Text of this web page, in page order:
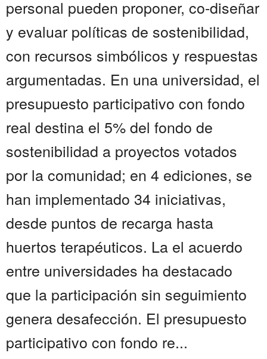
personal pueden proponer, co-diseñar
y evaluar políticas de sostenibilidad,
con recursos simbólicos y respuestas
argumentadas. En una universidad, el
presupuesto participativo con fondo
real destina el 5% del fondo de
sostenibilidad a proyectos votados
por la comunidad; en 4 ediciones, se
han implementado 34 iniciativas,
desde puntos de recarga hasta
huertos terapéuticos. La el acuerdo
entre universidades ha destacado
que la participación sin seguimiento
genera desafección. El presupuesto
participativo con fondo re...